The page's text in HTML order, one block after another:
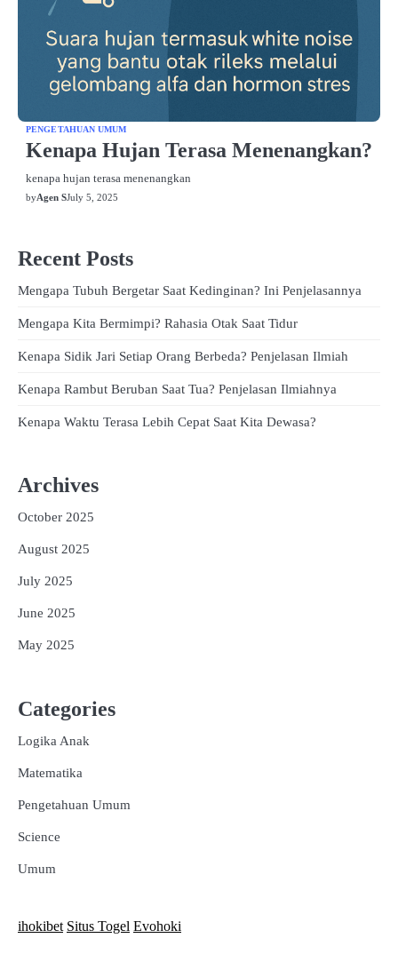
PENGETAHUAN UMUM
Kenapa Hujan Terasa Menenangkan?
kenapa hujan terasa menenangkan
byAgen SJuly 5, 2025
Recent Posts
Mengapa Tubuh Bergetar Saat Kedinginan? Ini Penjelasannya
Mengapa Kita Bermimpi? Rahasia Otak Saat Tidur
Kenapa Sidik Jari Setiap Orang Berbeda? Penjelasan Ilmiah
Kenapa Rambut Beruban Saat Tua? Penjelasan Ilmiahnya
Kenapa Waktu Terasa Lebih Cepat Saat Kita Dewasa?
Archives
October 2025
August 2025
July 2025
June 2025
May 2025
Categories
Logika Anak
Matematika
Pengetahuan Umum
Science
Umum
ihokibet Situs Togel Evohoki